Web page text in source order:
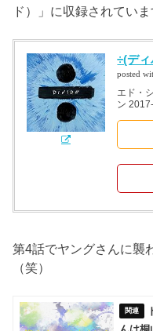
ド）」に収録されていま
÷(デ
posted
エド・
ン
第4話でヤングさんに襲
（笑）